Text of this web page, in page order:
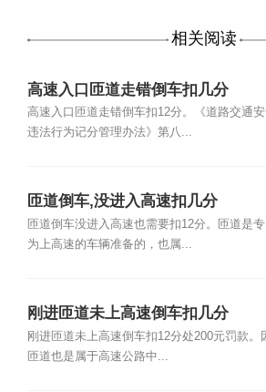
相关阅读
高速入口匝道走错倒车扣几分
高速入口匝道走错倒车扣12分。《道路交通
违法行为记分管理办法》第八...
匝道倒车,没进入高速扣几分
匝道倒车没进入高速也需要扣12分。匝道是
为上高速的车辆准备的，也属...
刚进匝道未上高速倒车扣几分
刚进匝道未上高速倒车扣12分处200元罚款。
匝道也是属于高速公路中...